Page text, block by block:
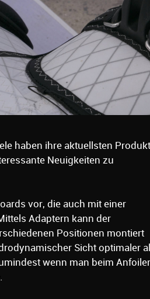
haben ihre aktuellsten
Neuigkeiten zu
vor, die auch mit einer
Adaptern kann der
Positionen montiert
Sicht optimaler
wenn man beim